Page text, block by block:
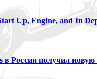
Up, Engine, and In
России получил новую